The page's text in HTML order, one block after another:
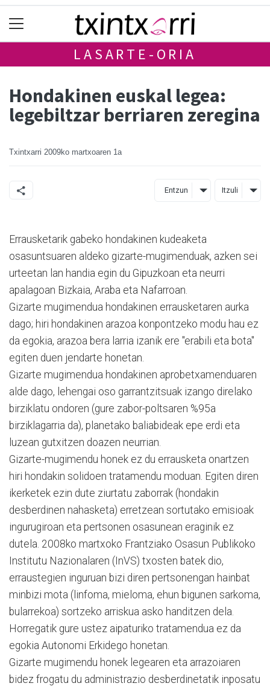
LASARTE-ORIA
Hondakinen euskal legea:
legebiltzar berriaren zeregina
Txintxarri 2009ko martxoaren 1a
Entzun Itzuli
Errausketarik gabeko hondakinen kudeaketa
osasuntsuaren aldeko gizarte-mugimenduak, azken sei
urteetan lan handia egin du Gipuzkoan eta neurri
apalagoan Bizkaia, Araba eta Nafarroan.
Gizarte mugimendua hondakinen errausketaren aurka
dago; hiri hondakinen arazoa konpontzeko modu hau ez
da egokia, arazoa bera larria izanik ere "erabili eta bota"
egiten duen jendarte honetan.
Gizarte mugimendua hondakinen aprobetxamenduaren
alde dago, lehengai oso garrantzitsuak izango direlako
birziklatu ondoren (gure zabor-poltsaren %95a
birziklagarria da), planetako baliabideak epe erdi eta
luzean gutxitzen doazen neurrian.
Gizarte-mugimendu honek ez du errausketa onartzen
hiri hondakin solidoen tratamendu moduan. Egiten diren
ikerketek ezin dute ziurtatu zaborrak (hondakin
desberdinen nahasketa) erretzean sortutako emisioak
ingurugiroan eta pertsonen osasunean eraginik ez
dutela. 2008ko martxoko Frantziako Osasun Publikoko
Institutu Nazionalaren (InVS) txosten batek dio,
erraustegien inguruan bizi diren pertsonengan hainbat
minbizi mota (linfoma, mieloma, ehun bigunen sarkoma,
bularrekoa) sortzeko arriskua asko handitzen dela.
Horregatik gure ustez aipaturiko tratamendua ez da
egokia Autonomi Erkidego honetan.
Gizarte mugimendu honek legearen eta arrazoiaren
bidez frogatu du administrazio desberdinetatik inposatu